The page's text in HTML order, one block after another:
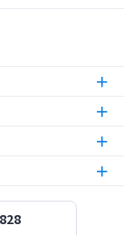
校武蔵新城校
東校都島校